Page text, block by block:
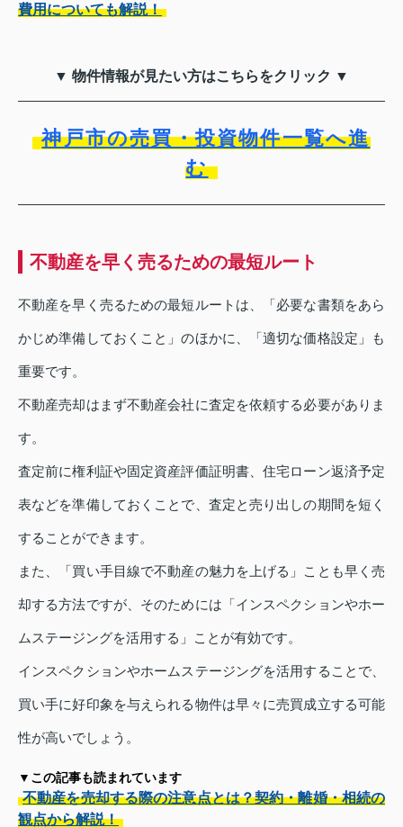
費用についても解説！
▼ 物件情報が見たい方はこちらをクリック ▼
神戸市の売買・投資物件一覧へ進
む
不動産を早く売るための最短ルート
不動産を早く売るための最短ルートは、「必要な書類をあら
かじめ準備しておくこと」のほかに、「適切な価格設定」も
重要です。
不動産売却はまず不動産会社に査定を依頼する必要がありま
す。
査定前に権利証や固定資産評価証明書、住宅ローン返済予定
表などを準備しておくことで、査定と売り出しの期間を短く
することができます。
また、「買い手目線で不動産の魅力を上げる」ことも早く売
却する方法ですが、そのためには「インスペクションやホー
ムステージングを活用する」ことが有効です。
インスペクションやホームステージングを活用することで、
買い手に好印象を与えられる物件は早々に売買成立する可能
性が高いでしょう。
▼この記事も読まれています
不動産を売却する際の注意点とは？契約・離婚・相続の
観点から解説！